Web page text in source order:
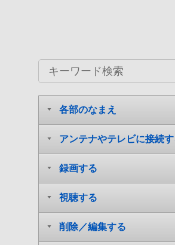
各部のなまえ
アンテナやテレビに接続す
録画する
視聴する
削除／編集する